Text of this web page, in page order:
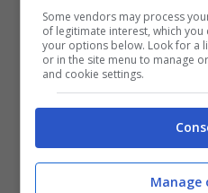
opinionista sportivo su
sia lui che la
Andrea Dianetti e
format in onda su
si sono lasciati
rivelazioni in merito
Some vendors may process
of legitimate interest, which
your options below. Look for a
or in the site menu to manage
and cookie settings.
Manage